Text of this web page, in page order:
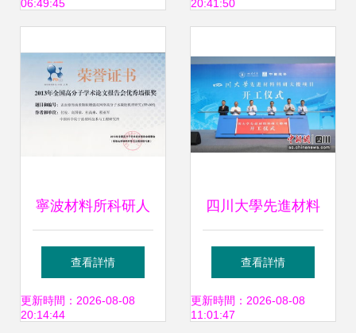
06:49:45
得重要新進展
20:41:50
寧波材料所科研人
員亮相全國高分子
學術論文報告會 共
查看詳情
更新時間：2026-08-08
20:14:44
四川大學先進材料
科研大樓項目正式
開工 助力材料科學
查看詳情
更新時間：2026-08-08
11:01:47